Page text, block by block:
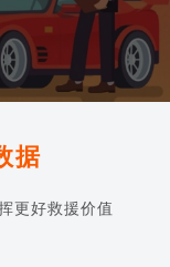
据
更好救援价值